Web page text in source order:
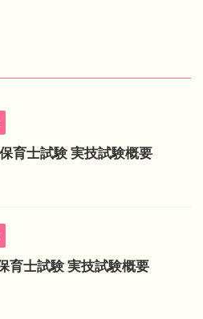
育士試験 実技試験概要
育士試験 実技試験概要